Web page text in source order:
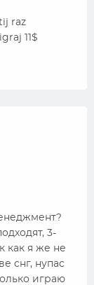
raz
11$
3-
как я же не
снг, нупас
играю